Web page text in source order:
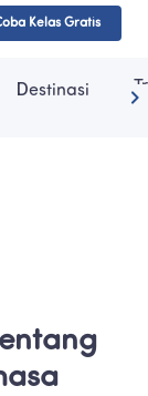
Kelas Gratis
Destinasi